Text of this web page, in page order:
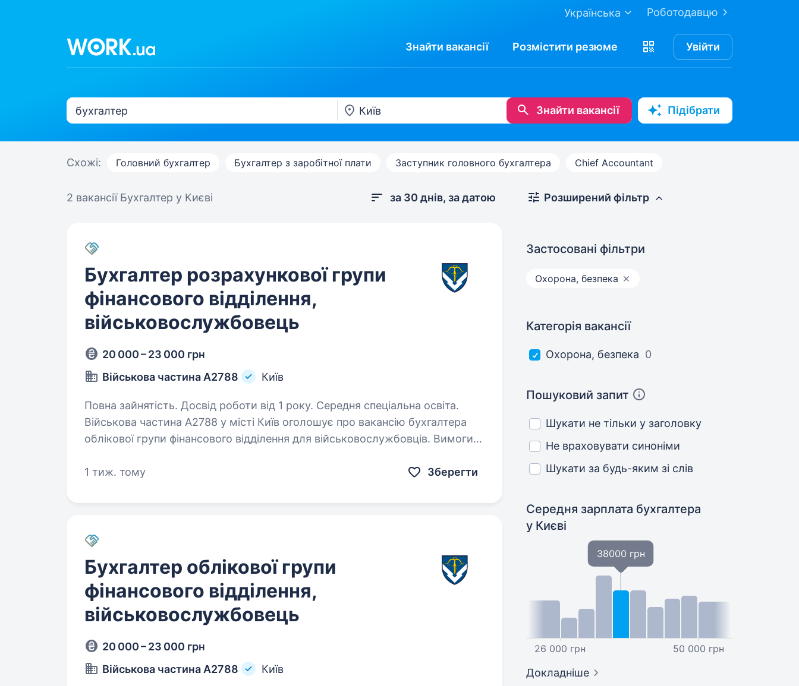
Роботодавцю
Українська
Знайти вакансії Розмістити резюме Увійти
Знайти вакансії Підібрати
Схожі: Головний бухгалтер Бухгалтер з заробітної плати Заступник головного бухгалтера Chief Accountant
2 вакансії Бухгалтер у Києві за 30 днів, за датою
Бухгалтер розрахункової групи
фінансового відділення,
військовослужбовець
20 000 – 23 000 грн
Військова частина А2788
Київ
Повна зайнятість. Досвід роботи від 1 року. Середня спеціальна освіта.
Військова частина А2788 у місті Київ оголошує про вакансію бухгалтера
облікової групи фінансового відділення для військовослужбовців. Вимоги:
військових…
1 тиж. тому Зберегти
Бухгалтер облікової групи
фінансового відділення,
військовослужбовець
20 000 – 23 000 грн
Військова частина А2788
Київ
Розширений фільтр
Застосовані фільтри
Охорона, безпека
Категорія вакансії
Охорона, безпека 0
Пошуковий запит
Шукати не тільки у заголовку
Не враховувати синоніми
Шукати за будь-яким зі слів
Середня зарплата бухгалтера
у Києві
26 000 грн
38000 грн
50 000 грн
Докладніше